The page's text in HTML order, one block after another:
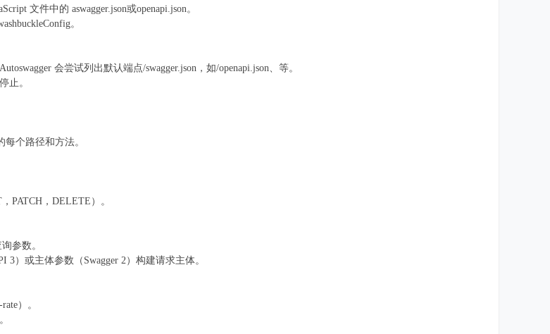
文件中的 aswagger.json或openapi.json。
。
会尝试列出默认端点/swagger.json，如/openapi.json、等。
止。
每个路径和方法。
PATCH，DELETE）。
参数。
3）或主体参数（Swagger 2）构建请求主体。
）。